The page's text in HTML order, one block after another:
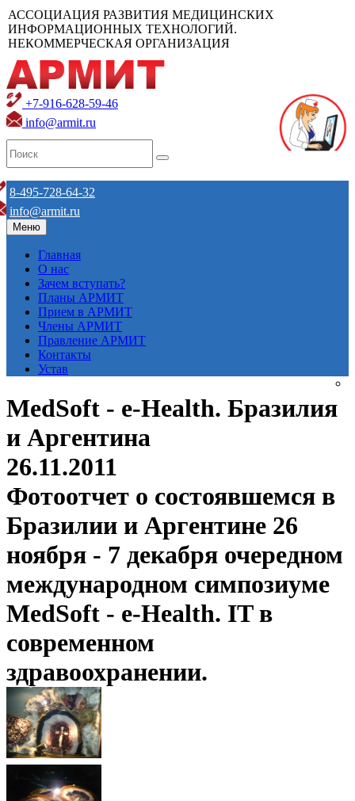
АССОЦИАЦИЯ РАЗВИТИЯ МЕДИЦИНСКИХ
ИНФОРМАЦИОННЫХ ТЕХНОЛОГИЙ.
НЕКОММЕРЧЕСКАЯ ОРГАНИЗАЦИЯ
+7-916-628-59-46
info@armit.ru
8-495-728-64-32
info@armit.ru
Меню
Главная
О нас
Зачем вступать?
Планы АРМИТ
Прием в АРМИТ
Члены АРМИТ
Правление АРМИТ
Контакты
Устав
MedSoft - e-Health. Бразилия
и Аргентина
26.11.2011
Фотоотчет о состоявшемся в
Бразилии и Аргентине 26
ноября - 7 декабря очередном
международном симпозиуме
MedSoft - e-Health. IT в
современном
здравоохранении.